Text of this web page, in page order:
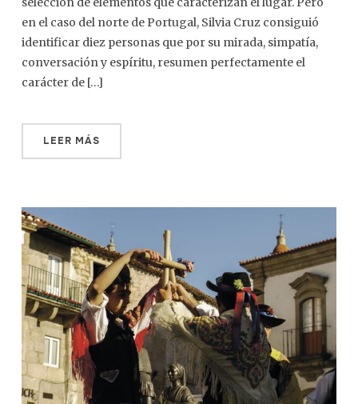
en el caso del norte de Portugal, Silvia Cruz consiguió
identificar diez personas que por su mirada, simpatía,
conversación y espíritu, resumen perfectamente el
carácter de […]
LEER MÁS